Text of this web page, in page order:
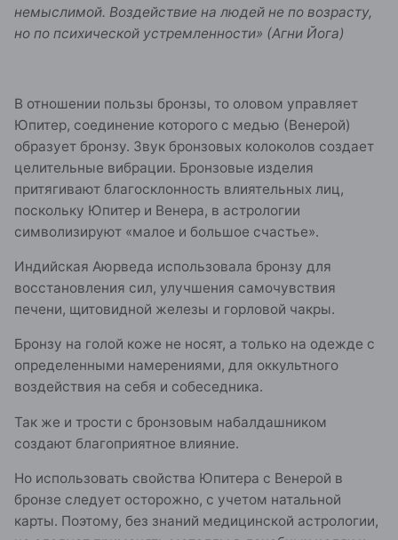
немыслимой. Воздействие на людей не по возрасту,
но по психической устремленности» (Агни Йога)
В отношении пользы бронзы, то оловом управляет
Юпитер, соединение которого с медью (Венерой)
образует бронзу. Звук бронзовых колоколов создает
целительные вибрации. Бронзовые изделия
притягивают благосклонность влиятельных лиц,
поскольку Юпитер и Венера, в астрологии
символизируют «малое и большое счастье».
Индийская Аюрведа использовала бронзу для
восстановления сил, улучшения самочувствия
печени, щитовидной железы и горловой чакры.
Бронзу на голой коже не носят, а только на одежде с
определенными намерениями, для оккультного
воздействия на себя и собеседника.
Так же и трости с бронзовым набалдашником
создают благоприятное влияние.
Но использовать свойства Юпитера с Венерой в
бронзе следует осторожно, с учетом натальной
карты. Поэтому, без знаний медицинской астрологии,